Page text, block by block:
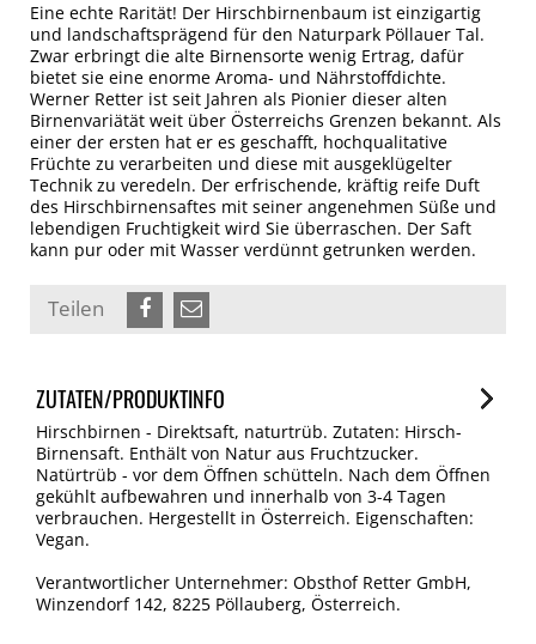
Eine echte Rarität! Der Hirschbirnenbaum ist einzigartig
und landschaftsprägend für den Naturpark Pöllauer Tal.
Zwar erbringt die alte Birnensorte wenig Ertrag, dafür
bietet sie eine enorme Aroma- und Nährstoffdichte.
Werner Retter ist seit Jahren als Pionier dieser alten
Birnenvariätät weit über Österreichs Grenzen bekannt. Als
einer der ersten hat er es geschafft, hochqualitative
Früchte zu verarbeiten und diese mit ausgeklügelter
Technik zu veredeln. Der erfrischende, kräftig reife Duft
des Hirschbirnensaftes mit seiner angenehmen Süße und
lebendigen Fruchtigkeit wird Sie überraschen. Der Saft
kann pur oder mit Wasser verdünnt getrunken werden.
Teilen
ZUTATEN/PRODUKTINFO
Hirschbirnen - Direktsaft, naturtrüb. Zutaten: Hirsch-
Birnensaft. Enthält von Natur aus Fruchtzucker.
Natürtrüb - vor dem Öffnen schütteln. Nach dem Öffnen
gekühlt aufbewahren und innerhalb von 3-4 Tagen
verbrauchen. Hergestellt in Österreich. Eigenschaften:
Vegan.
Verantwortlicher Unternehmer: Obsthof Retter GmbH,
Winzendorf 142, 8225 Pöllauberg, Österreich.